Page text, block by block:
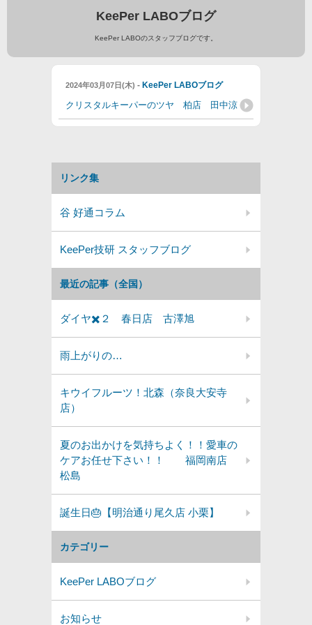
KeePer LABOブログ
KeePer LABOのスタッフブログです。
2024年03月07日(木) - KeePer LABOブログ
クリスタルキーパーのツヤ 柏店 田中涼
カテゴリー
KeePer LABOブログ
お知らせ
最近の記事（全国）
ダイヤ✖️２ 春日店 古澤旭
雨上がりの…
キウイフルーツ！北森（奈良大安寺
店）
夏のお出かけを気持ちよく！！愛車の
ケアお任せ下さい！！ 福岡南店
松島
誕生日🎂【明治通り尾久店 小栗】
リンク集
谷 好通コラム
KeePer技研 スタッフブログ